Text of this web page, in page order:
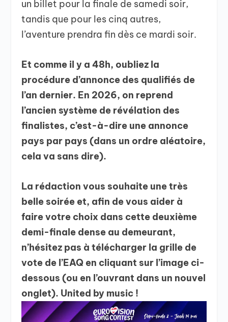
un billet pour la finale de samedi soir,
tandis que pour les cinq autres,
l’aventure prendra fin dès ce mardi soir.
Et comme il y a 48h, oubliez la
procédure d’annonce des qualifiés de
l’an dernier. En 2026, on reprend
l’ancien système de révélation des
finalistes, c’est-à-dire une annonce
pays par pays (dans un ordre aléatoire,
cela va sans dire).
La rédaction vous souhaite une très
belle soirée et, afin de vous aider à
faire votre choix dans cette deuxième
demi-finale dense au demeurant,
n’hésitez pas à télécharger la grille de
vote de l’EAQ en cliquant sur l’image ci-
dessous (ou en l’ouvrant dans un nouvel
onglet). United by music !